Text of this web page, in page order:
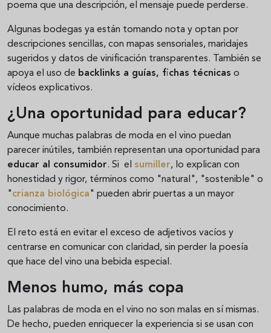
poema que una descripción, el mensaje puede perderse.
Algunas bodegas ya están tomando nota y optan por
descripciones sencillas, con mapas sensoriales, maridajes
sugeridos y datos de vinificación transparentes. También se
apoya el uso de backlinks a guías, fichas técnicas o
vídeos explicativos.
¿Una oportunidad para educar?
Aunque muchas palabras de moda en el vino puedan
parecer inútiles, también representan una oportunidad para
educar al consumidor. Si el sumiller, lo explican con
honestidad y rigor, términos como "natural", "sostenible" o
"crianza biológica" pueden abrir puertas a un mayor
conocimiento.
El reto está en evitar el exceso de adjetivos vacíos y
centrarse en comunicar con claridad, sin perder la poesía
que hace del vino una bebida especial.
Menos humo, más copa
Las palabras de moda en el vino no son malas en sí mismas.
De hecho, pueden enriquecer la experiencia si se usan con